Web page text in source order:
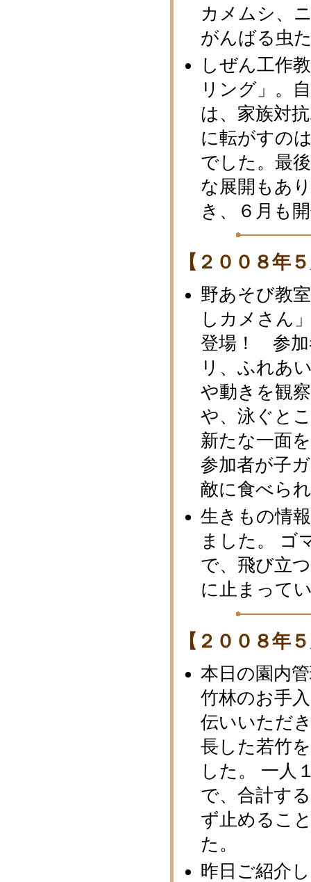
カメムシ、
がんばる虫
しぜん工作
リング」。
は、家族対
に転がすの
でした。最
な展開もあ
き、６月も
【２００８年
野あそび教
しカメさん
登場！ 参加
リ、ふれあ
や動きを観
や、泳ぐと
新たな一面
参加者が子
敵に食べら
生きもの情
ました。 ゴ
で、飛び立
に止まって
【２００８年
本日の園内
竹林のお手
伝いいただ
長した若竹
した。 一人
で、合計す
ず止めるこ
た。
昨日ご紹介